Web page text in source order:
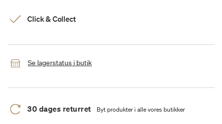
Click & Collect
Se lagerstatus i butik
30 dages returret Byt produkter i alle vores butikker